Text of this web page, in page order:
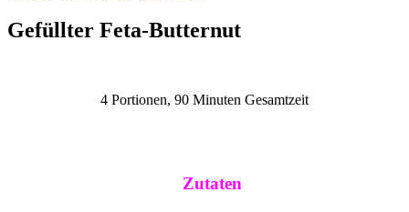
Gefüllter Feta-Butternut
4 Portionen, 90 Minuten Gesamtzeit
Zutaten